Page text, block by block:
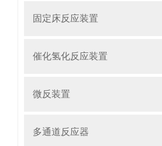
固定床反应装置
催化氢化反应装置
微反装置
多通道反应器